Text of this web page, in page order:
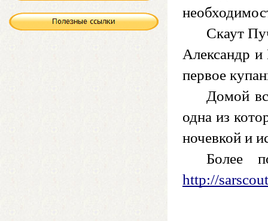
Скаут
Александр
первое
Домой
одна из
ночевкой и
Более
http://